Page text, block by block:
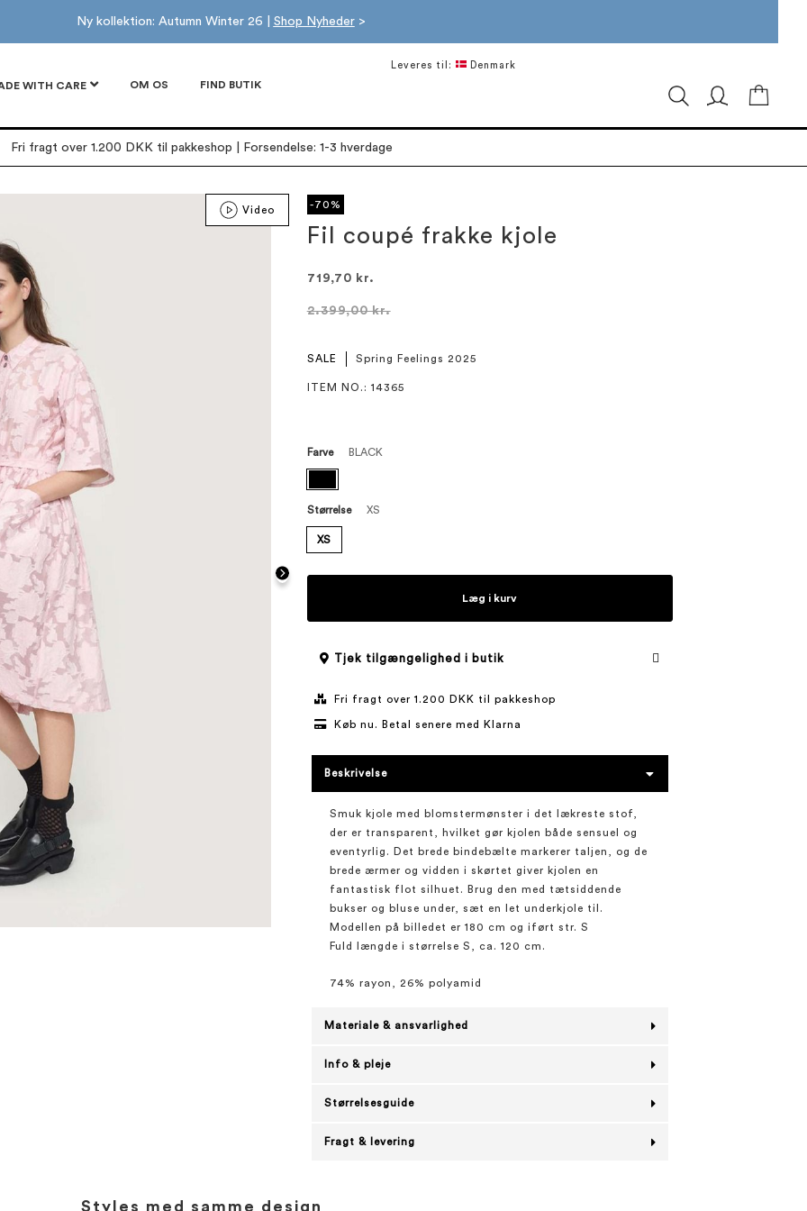
Ny kollektion: Autumn Winter 26 | Shop Nyheder>
WITH CARE OM OS FIND BUTIK
Leveres til: Denmark
Fri fragt over 1.200 DKK til pakkeshop | Forsendelse: 1-3 hverdage
Video -70%
Fil coupé frakke kjole
719,70 kr.
2.399,00 kr.
SALE Spring Feelings 2025
ITEM NO. : 14365
Farve BLACK
Størrelse XS
XS
Læg i kurv
Tjek tilgængelighed i butik
Fri fragt over 1.200 DKK til pakkeshop
Køb nu. Betal senere med Klarna
Beskrivelse
Smuk kjole med blomstermønster i det lækreste stof,
der er transparent, hvilket gør kjolen både sensuel og
eventyrlig. Det brede bindebælte markerer taljen, og de
brede ærmer og vidden i skørtet giver kjolen en
fantastisk flot silhuet. Brug den med tætsiddende
bukser og bluse under, sæt en let underkjole til.
Modellen på billedet er 180 cm og iført str. S
Fuld længde i størrelse S, ca. 120 cm.
74% rayon, 26% polyamid
Materiale & ansvarlighed
Info & pleje
Størrelsesguide
Fragt & levering
Styles med samme design